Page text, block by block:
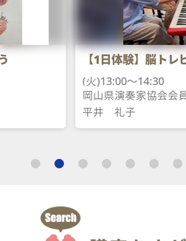
【1日体験】脳トレピアノ®
(火)13:00～14:30
岡山県演奏家協会会員